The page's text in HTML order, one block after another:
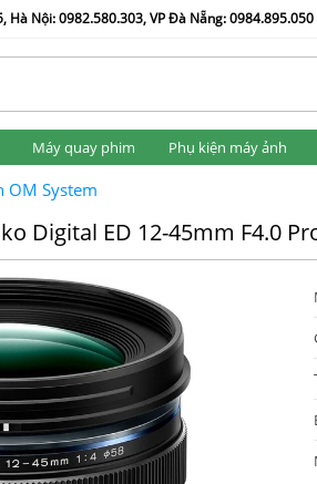
Hà Nội: 0982.580.303, VP Đà Nẵng:
Máy quay phim Phụ kiện máy ảnh
OM System
Digital ED 12-45mm F4.0